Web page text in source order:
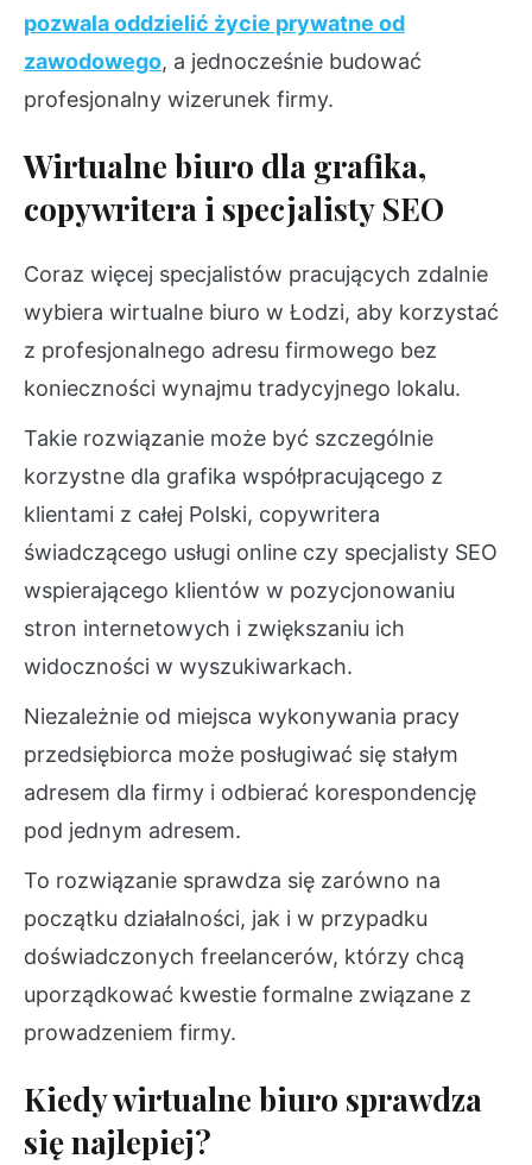
pozwala oddzielić życie prywatne od
zawodowego, a jednocześnie budować
profesjonalny wizerunek firmy.
Wirtualne biuro dla grafika,
copywritera i specjalisty SEO
Coraz więcej specjalistów pracujących zdalnie
wybiera wirtualne biuro w Łodzi, aby korzystać
z profesjonalnego adresu firmowego bez
konieczności wynajmu tradycyjnego lokalu.
Takie rozwiązanie może być szczególnie
korzystne dla grafika współpracującego z
klientami z całej Polski, copywritera
świadczącego usługi online czy specjalisty SEO
wspierającego klientów w pozycjonowaniu
stron internetowych i zwiększaniu ich
widoczności w wyszukiwarkach.
Niezależnie od miejsca wykonywania pracy
przedsiębiorca może posługiwać się stałym
adresem dla firmy i odbierać korespondencję
pod jednym adresem.
To rozwiązanie sprawdza się zarówno na
początku działalności, jak i w przypadku
doświadczonych freelancerów, którzy chcą
uporządkować kwestie formalne związane z
prowadzeniem firmy.
Kiedy wirtualne biuro sprawdza
się najlepiej?